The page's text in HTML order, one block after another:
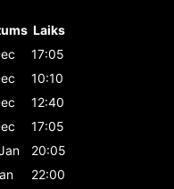
Laiks
17:05
10:10
12:40
17:05
20:05
22:00